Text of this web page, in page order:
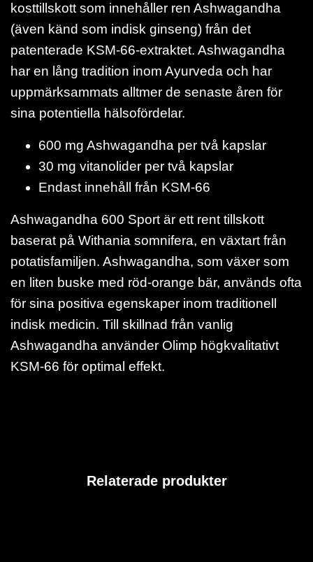
kosttillskott som innehåller ren Ashwagandha
(även känd som indisk ginseng) från det
patenterade KSM-66-extraktet. Ashwagandha
har en lång tradition inom Ayurveda och har
uppmärksammats alltmer de senaste åren för
sina potentiella hälsofördelar.
600 mg Ashwagandha per två kapslar
30 mg vitanolider per två kapslar
Endast innehåll från KSM-66
Ashwagandha 600 Sport är ett rent tillskott
baserat på Withania somnifera, en växtart från
potatisfamiljen. Ashwagandha, som växer som
en liten buske med röd-orange bär, används ofta
för sina positiva egenskaper inom traditionell
indisk medicin. Till skillnad från vanlig
Ashwagandha använder Olimp högkvalitativt
KSM-66 för optimal effekt.